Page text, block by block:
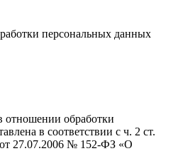
персональных данных
отношении обработки
в соответствии с ч. 2 ст.
от 27.07.2006 № 152-ФЗ «О